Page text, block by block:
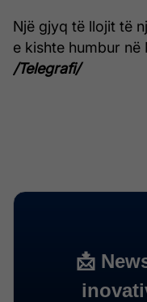
Një gjyq të llojit të
e kishte humbur në
/Telegrafi/